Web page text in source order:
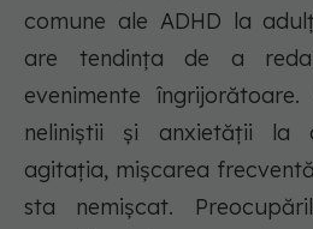
comune ale ADHD la
are tendința de a
evenimente
neliniștii și anxietății la
agitația, mișcarea
sta nemișcat.